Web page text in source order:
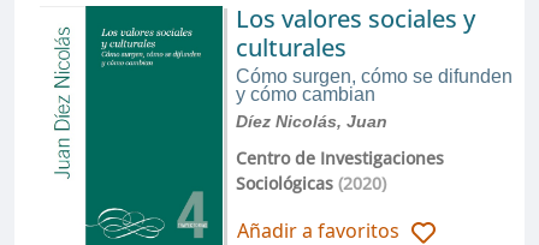
Los valores sociales y
culturales
Cómo surgen, cómo se difunden
y cómo cambian
Díez Nicolás, Juan
Centro de Investigaciones
Sociológicas(2020)
Añadir a favoritos